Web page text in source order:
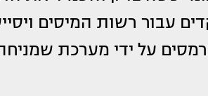
עבור רשות המיסים
על ידי מערכת